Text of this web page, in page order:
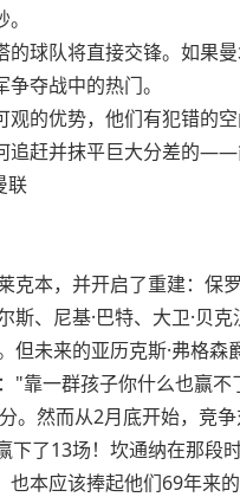
球队将直接交锋。如果
夺战中的热门。
的优势，他们有犯错的
追赶并抹平巨大分差的——
联
本，并开启了重建：保
、尼基·巴特、大卫·贝
但未来的亚历克斯·弗格森
"靠一群孩子你什么也赢
。然而从2月底开始，
了13场！坎通纳在那段时
也本应该捧起他们69年来